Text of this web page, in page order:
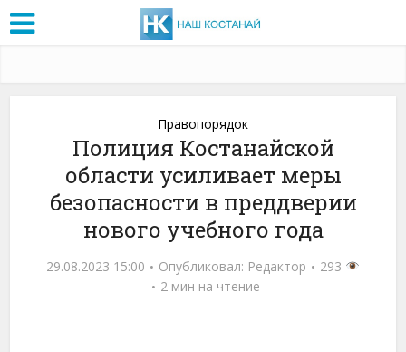
Правопорядок
Полиция Костанайской
области усиливает меры
безопасности в преддверии
нового учебного года
29.08.2023 15:00 Опубликовал: Редактор
293
2 мин на чтение